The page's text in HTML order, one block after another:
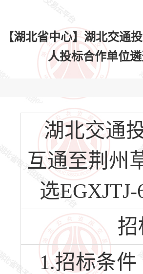
【湖北省中心】湖北交通
人投标合作单位
湖北交通
互通至荆州
选
招
1.招标条件